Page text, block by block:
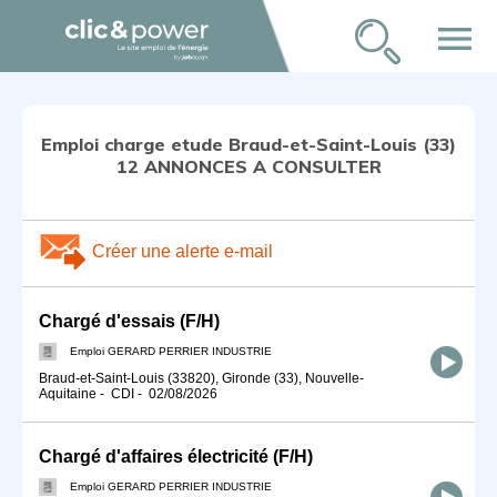
menu
Emploi charge etude Braud-et-Saint-Louis (33)
12 ANNONCES A CONSULTER
Créer une alerte e-mail
Chargé d'essais (F/H)
Emploi GERARD PERRIER INDUSTRIE
Braud-et-Saint-Louis (33820), Gironde (33), Nouvelle-
Aquitaine - CDI - 02/08/2026
Chargé d'affaires électricité (F/H)
Emploi GERARD PERRIER INDUSTRIE